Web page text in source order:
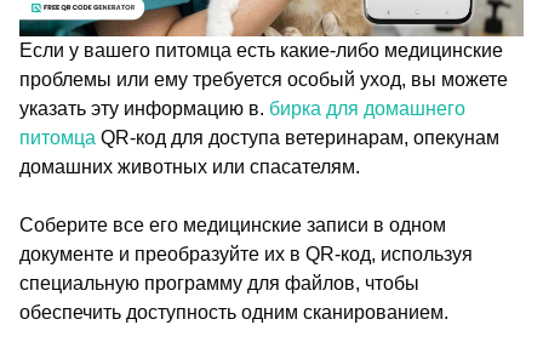
Если у вашего питомца есть какие-либо медицинские
проблемы или ему требуется особый уход, вы можете
указать эту информацию в. бирка для домашнего
питомца QR-код для доступа ветеринарам, опекунам
домашних животных или спасателям.
Соберите все его медицинские записи в одном
документе и преобразуйте их в QR-код, используя
специальную программу для файлов, чтобы
обеспечить доступность одним сканированием.